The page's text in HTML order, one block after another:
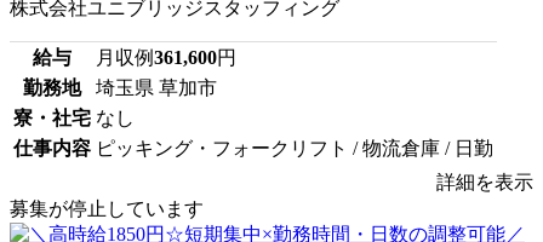
株式会社ユニブリッジスタッフィング
給与 月収例361,600円
勤務地
埼玉県 草加市
寮・社宅 なし
仕事内容 ピッキング・フォークリフト / 物流倉庫 / 日勤
詳細を表示
募集が停止しています